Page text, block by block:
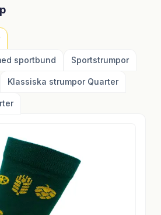
sportbund Sportstrumpor
Klassiska strumpor Quarter